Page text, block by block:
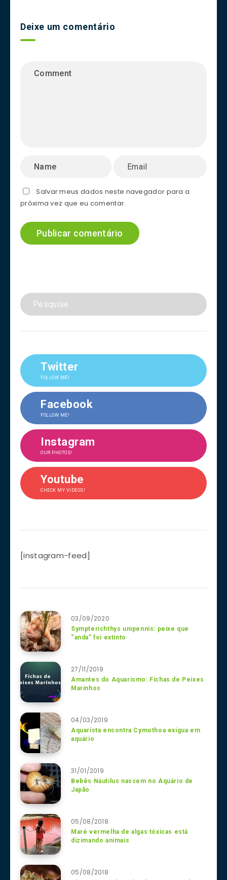
Deixe um comentário
Salvar meus dados neste navegador para a
próxima vez que eu comentar.
Twitter
FOLLOW ME!
Facebook
FOLLOW ME!
Instagram
OUR PHOTOS!
Youtube
CHECK MY VIDEOS!
[instagram-feed]
03/09/2020
Sympterichthys unipennis: peixe que
“anda” foi extinto
27/11/2019
Amantes do Aquarismo: Fichas de Peixes
Marinhos
04/03/2019
Aquarista encontra Cymothoa exigua em
aquário
31/01/2019
Bebês Náutilus nascem no Aquário de
Japão
05/08/2018
Maré vermelha de algas tóxicas está
dizimando animais
05/08/2018